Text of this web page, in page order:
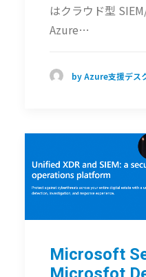
はクラウド型
Azure…
by Azure支援デス
Microsoft